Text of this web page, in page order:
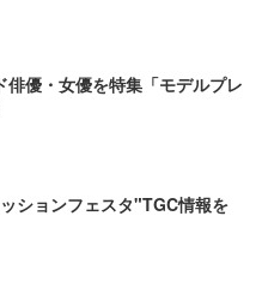
俳優・女優を特集「モデルプレ
ションフェスタ"TGC情報を